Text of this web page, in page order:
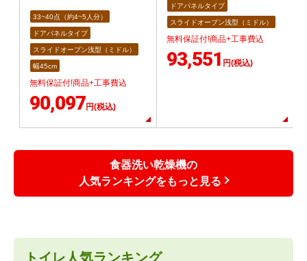
33~40点（約4~5人分）
ドアパネルタイプ
スライドオープン浅型（ミドル）
幅45cm
無料保証付!商品+工事費込
90,097円(税込)
ドアパネルタイプ
スライドオープン浅型（ミドル）
無料保証付!商品+工事費込
93,551 円(税込)
食器洗い乾燥機の
人気ランキングをもっと見る
トイレ人気ランキング